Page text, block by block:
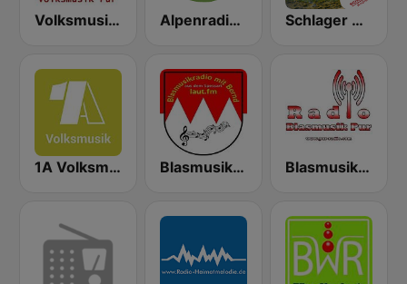
Volksmusik Pur Alpenradio volksmusik Schlager Radio - Volksmusik
1A Volksmusik Blasmusikradio mit Bernd Blasmusik Pur